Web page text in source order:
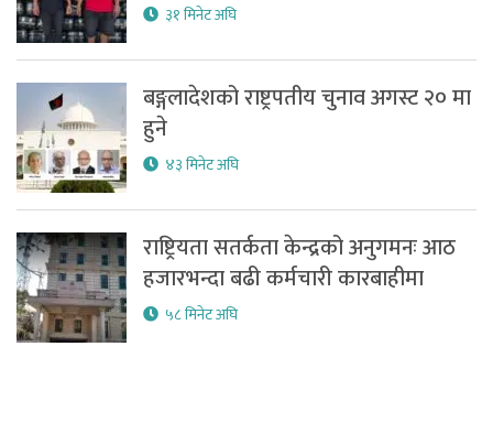
३१ मिनेट अघि
बङ्गलादेशको राष्ट्रपतीय चुनाव अगस्ट २० मा
हुने
४३ मिनेट अघि
राष्ट्रियता सतर्कता केन्द्रको अनुगमनः आठ
हजारभन्दा बढी कर्मचारी कारबाहीमा
५८ मिनेट अघि